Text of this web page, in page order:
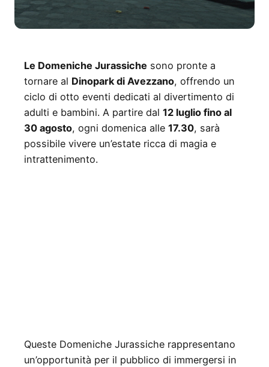
Le Domeniche Jurassiche sono pronte a
tornare al Dinopark di Avezzano, offrendo un
ciclo di otto eventi dedicati al divertimento di
adulti e bambini. A partire dal 12 luglio fino al
30 agosto, ogni domenica alle 17.30, sarà
possibile vivere un’estate ricca di magia e
intrattenimento.
Queste Domeniche Jurassiche rappresentano
un’opportunità per il pubblico di immergersi in